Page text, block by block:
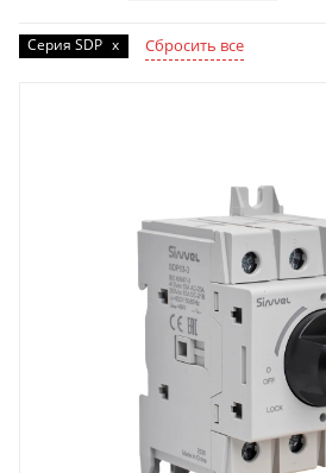
Серия SDP x Сбросить все